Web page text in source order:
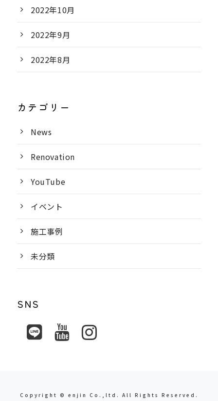
2022年10月
2022年9月
2022年8月
カテゴリー
News
Renovation
YouTube
イベント
施工事例
未分類
SNS
Copyright © enjin Co.,ltd. All Rights Reserved.